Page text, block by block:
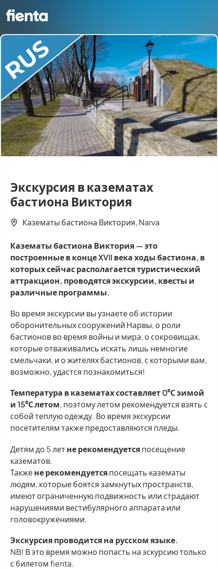
Экскурсия в казематах
бастиона Виктория
Казематы бастиона Виктория, Narva
Казематы бастиона Виктория — это
построенные в конце XVII века ходы бастиона, в
которых сейчас располагается туристический
аттракцион, проводятся экскурсии, квесты и
различные программы.
Во время экскурсии вы узнаете об истории
оборонительных сооружений Нарвы, о роли
бастионов во время войны и мира, о сокровищах,
которые отваживались искать лишь немногие
смельчаки, и о жителях бастионов, с которыми вам,
возможно, удастся познакомиться!
Температура в казематах составляет 0⁰С зимой
и 15⁰С летом, поэтому летом рекомендуется взять с
собой теплую одежду. Во время экскурсии
посетителям также предоставляются пледы.
Детям до 5 летне рекомендуетсяпосещение
казематов.
Такжене рекомендуетсяпосещать казематы
людям, которые боятся замкнутых пространств,
имеют ограниченную подвижность или страдают
нарушениями вестибулярного аппарата или
головокружениями.
Экскурсия проводится на русском языке.
NB! В это время можно попасть на эскурсию только
с билетом fienta.